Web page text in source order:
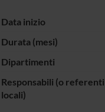
Data inizio
Durata (mesi)
Dipartimenti
Responsabili (o referenti
locali)